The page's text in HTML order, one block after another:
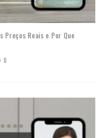
Preços Reais e Por Que
0